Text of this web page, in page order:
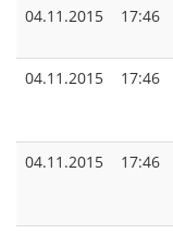
04.11.2015
17:46
04.11.2015
17:46
04.11.2015
17:46